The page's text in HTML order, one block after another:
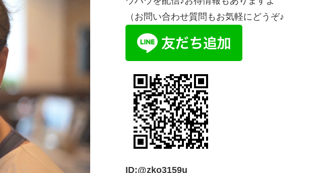
（お問い合わせ質問もお気軽にどうぞ♪
ID:@zko3159u